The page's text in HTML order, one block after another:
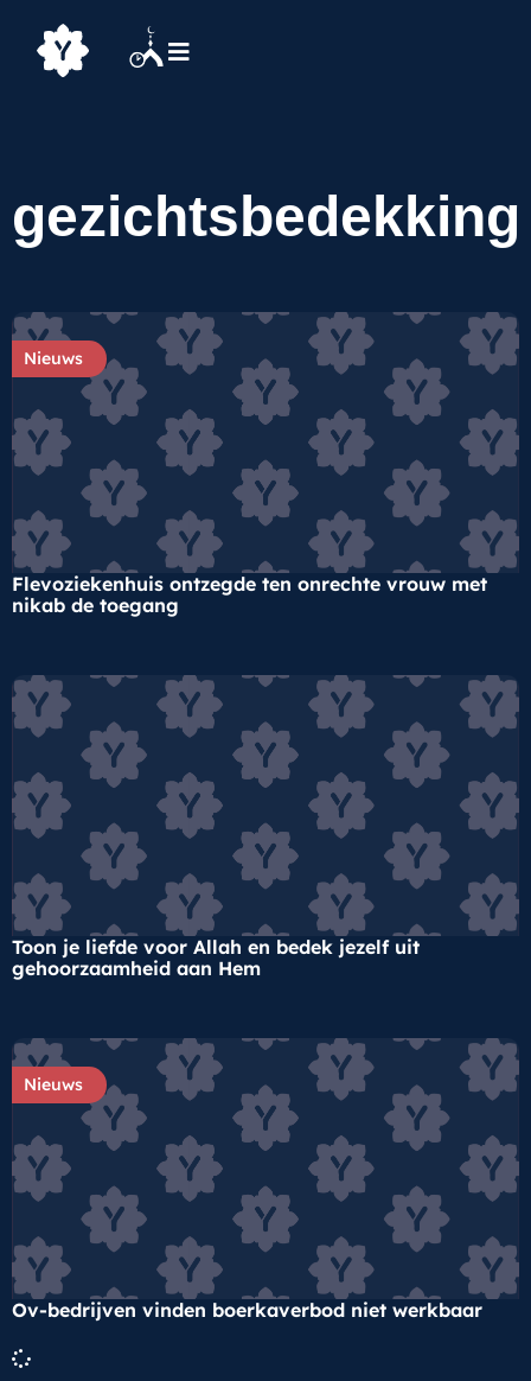
gezichtsbedekking
Nieuws
Flevoziekenhuis ontzegde ten onrechte vrouw met
nikab de toegang
Toon je liefde voor Allah en bedek jezelf uit
gehoorzaamheid aan Hem
Nieuws
Ov-bedrijven vinden boerkaverbod niet werkbaar